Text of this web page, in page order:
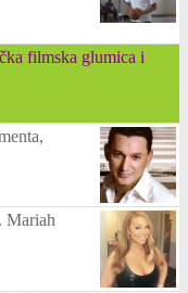
filmska glumica i
Mariah